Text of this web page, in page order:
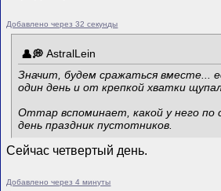
Добавлено через 32 секунды
AstralLein
Значит, будем сражаться вместе...
один день и от крепкой хватки
Оттар вспоминает, какой у него по
день праздник пустотников.
Сейчас четвертый день.
Добавлено через 4 минуты